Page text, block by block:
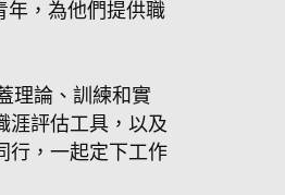
年，為他們提供職
理論、訓練和實
涯評估工具，以及
行，一起定下工作